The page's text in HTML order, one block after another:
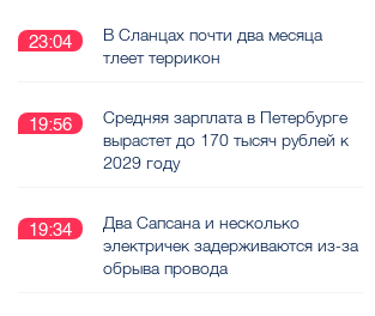
23:04
В Сланцах почти два месяца
тлеет террикон
19:56
Средняя зарплата в Петербурге
вырастет до 170 тысяч рублей к
2029 году
19:34
Два Сапсана и несколько
электричек задерживаются из-за
обрыва провода